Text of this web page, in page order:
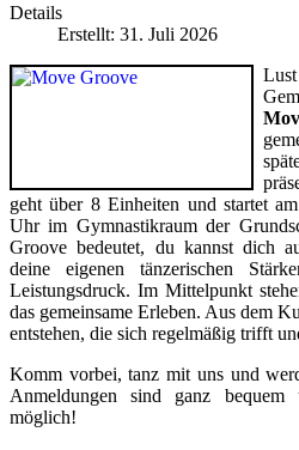
Details
Erstellt: 31. Juli 2026
geht über 8 Einheiten und startet
Uhr im Gymnastikraum der
Groove bedeutet, du kannst dich
deine eigenen tänzerischen
Leistungsdruck. Im Mittelpunkt
das gemeinsame Erleben. Aus dem
entstehen, die sich regelmäßig trifft
Komm vorbei, tanz mit uns und
Anmeldungen sind ganz bequem
möglich!